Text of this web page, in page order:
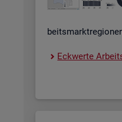
Eck­wer­te